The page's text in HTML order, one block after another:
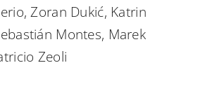
Zoran Dukić, Katrin
Montes, Marek
Zeoli